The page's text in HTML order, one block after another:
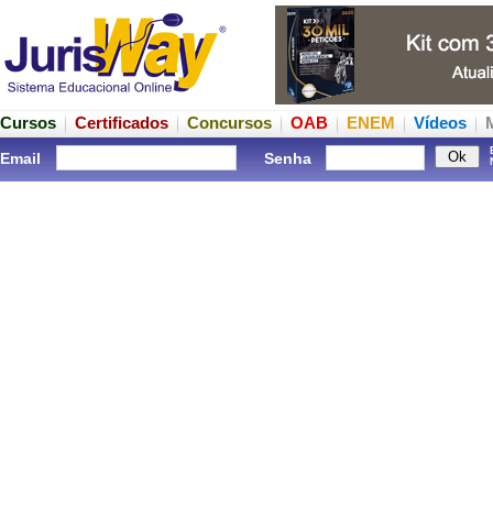
Cursos Certificados Concursos OAB ENEM Vídeos
Email Senha